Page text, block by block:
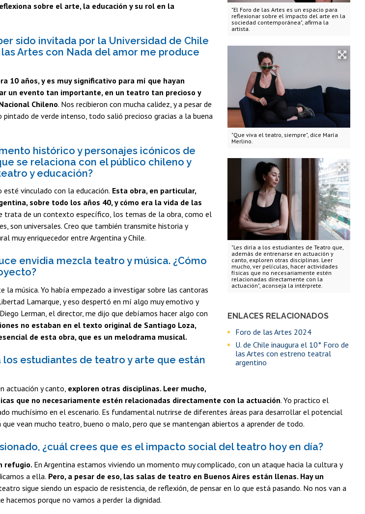
"El Foro de las Artes es un espacio para
reflexionar sobre el impacto del arte en la
sociedad contemporánea", afirma la
artista.
"Que viva el teatro, siempre", dice María
Merlino.
"Les diría a los estudiantes de Teatro que,
además de entrenarse en actuación y
canto, exploren otras disciplinas. Leer
mucho, ver películas, hacer actividades
físicas que no necesariamente estén
relacionadas directamente con la
actuación", aconseja la intérprete.
ENLACES RELACIONADOS
Foro de las Artes 2024
U. de Chile inaugura el 10° Foro de
las Artes con estreno teatral
argentino
sobre el arte, la educación y su rol en la
sido invitada por la Universidad de Chile
las Artes con Nada del amor me produce
10 años, y es muy significativo para mí que hayan
un evento tan importante, en un teatro tan precioso y
Chileno. Nos recibieron con mucha calidez, y a pesar de
de verde intenso, todo salió precioso gracias a la buena
histórico y personajes icónicos de
se relaciona con el público chileno y
y educación?
vinculado con la educación. Esta obra, en particular,
sobre todo los años 40, y cómo era la vida de las
trata de un contexto específico, los temas de la obra, como el
son universales. Creo que también transmite historia y
muy enriquecedor entre Argentina y Chile.
envidia mezcla teatro y música. ¿Cómo
la música. Yo había empezado a investigar sobre las cantoras
Lamarque, y eso despertó en mí algo muy emotivo y
Lerman, el director, me dijo que debíamos hacer algo con
no estaban en el texto original de Santiago Loza,
de esta obra, que es un melodrama musical.
los estudiantes de teatro y arte que están
actuación y canto, exploren otras disciplinas. Leer mucho,
que no necesariamente estén relacionadas directamente con la actuación. Yo practico el
muchísimo en el escenario. Es fundamental nutrirse de diferentes áreas para desarrollar el potencial
vean mucho teatro, bueno o malo, pero que se mantengan abiertos a aprender de todo.
¿cuál crees que es el impacto social del teatro hoy en día?
refugio. En Argentina estamos viviendo un momento muy complicado, con un ataque hacia la cultura y
a ella. Pero, a pesar de eso, las salas de teatro en Buenos Aires están llenas. Hay un
sigue siendo un espacio de resistencia, de reflexión, de pensar en lo que está pasando. No nos van a
hacemos porque no vamos a perder la dignidad.